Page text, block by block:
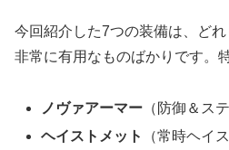
今回紹介した7つの装備は、ど
非常に有用なものばかりです。特
ノヴァアーマー （防御＆ス
ヘイストメット
（常時ヘイ